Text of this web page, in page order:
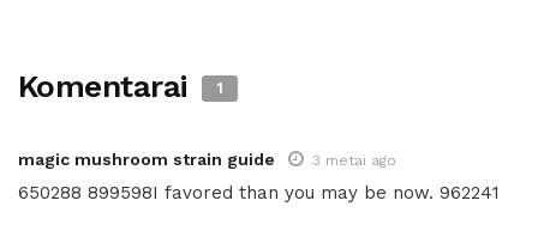
Komentarai 1
magic mushroom strain guide 3 metai ago
650288 899598I favored than you may be now. 962241